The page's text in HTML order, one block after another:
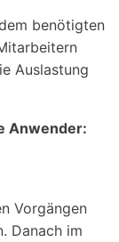
benötigten
Auslastung
Anwender:
Vorgängen
Danach im